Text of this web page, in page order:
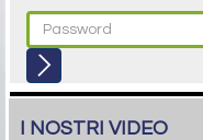
I NOSTRI VIDEO